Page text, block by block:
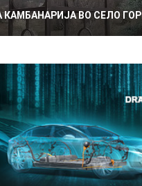
КАМБАНАРИЈА ВО СЕЛО